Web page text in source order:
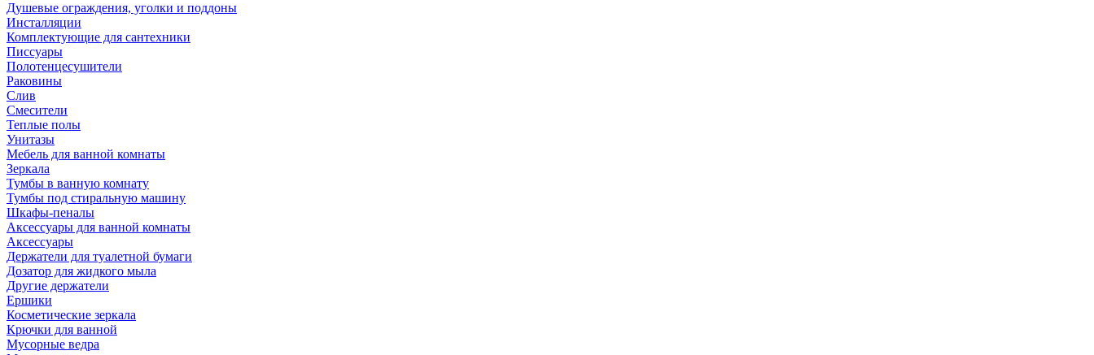
Душевые ограждения, уголки и поддоны
Инсталляции
Комплектующие для сантехники
Писсуары
Полотенцесушители
Раковины
Слив
Смесители
Теплые полы
Унитазы
Мебель для ванной комнаты
Зеркала
Тумбы в ванную комнату
Тумбы под стиральную машину
Шкафы-пеналы
Аксессуары для ванной комнаты
Аксессуары
Держатели для туалетной бумаги
Дозатор для жидкого мыла
Другие держатели
Ершики
Косметические зеркала
Крючки для ванной
Мусорные ведра